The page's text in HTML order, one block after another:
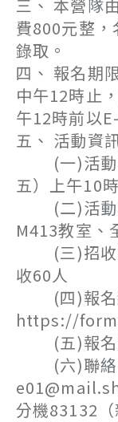
三、 本營隊
費800元整，
錄取。
四、 報名期
中午12時止
午12時前以
五、 活動資
(一)活動
五）上午10
(二)活動
M413教室、
(三)招收
收60人
(四)報名
https://
(五)報名
(六)聯絡
分機83132（